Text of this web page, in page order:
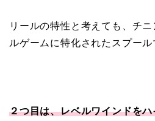
リールの特性と考えても、チ
ルゲームに特化されたスプール
２つ目は、レベルワインドを